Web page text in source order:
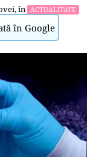
, în ACTUALITATE
în Google